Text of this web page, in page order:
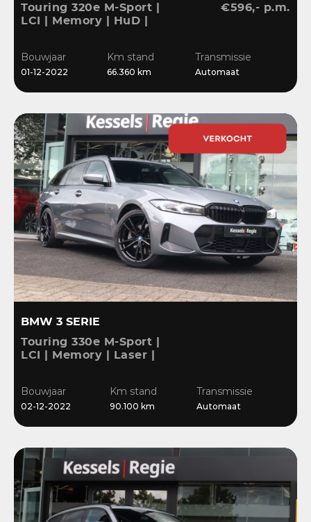
Touring 320e M-Sport |
LCI | Memory | HuD |
Stoelverwarming
€596,- p.m.
Bouwjaar
01-12-2022
Km stand
66.360 km
Transmissie
Automaat
BMW 3 SERIE
Touring 330e M-Sport |
LCI | Memory | Laser |
Camera
Bouwjaar
02-12-2022
Km stand
90.100 km
Transmissie
Automaat